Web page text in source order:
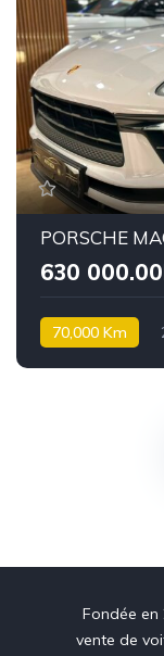
PORSCHE
630
70,000 Km
Fondée en
vente de